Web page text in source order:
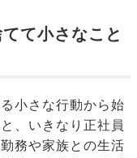
て小さなこと
小さな行動から始
、いきなり正社員
務や家族との生活